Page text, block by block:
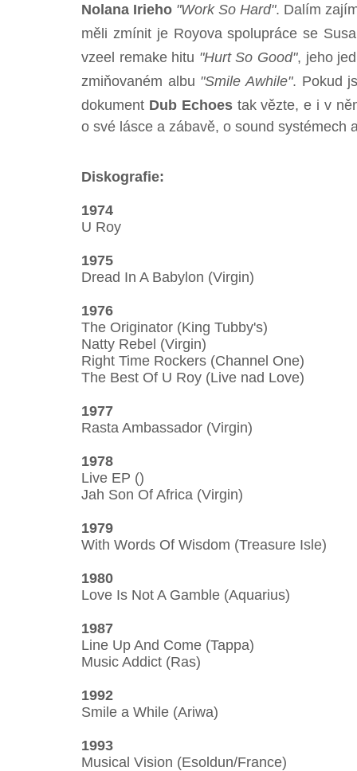
Nolana Irieho "Work So Hard". Dalím
měli zmínit je Royova spolupráce se
vzeel remake hitu "Hurt So Good", jeho
zmiňovaném albu "Smile Awhile". Pokud
dokument Dub Echoestak vězte, e i v
o své lásce a zábavě, o sound systémech
Diskografie:
1974
U Roy
1975
Dread In A Babylon (Virgin)
1976
The Originator (King Tubby's)
Natty Rebel (Virgin)
Right Time Rockers (Channel One)
The Best Of U Roy (Live nad Love)
1977
Rasta Ambassador (Virgin)
1978
Live EP ()
Jah Son Of Africa (Virgin)
1979
With Words Of Wisdom (Treasure Isle)
1980
Love Is Not A Gamble (Aquarius)
1987
Line Up And Come (Tappa)
Music Addict (Ras)
1992
Smile a While (Ariwa)
1993
Musical Vision (Esoldun/France)